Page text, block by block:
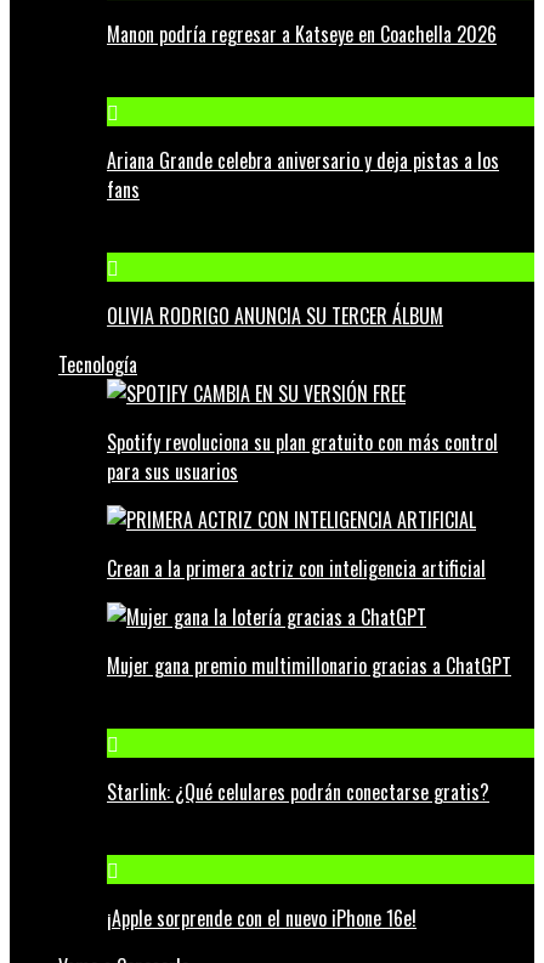
Manon podría regresar a Katseye en Coachella 2026
Ariana Grande celebra aniversario y deja pistas a los
fans
OLIVIA RODRIGO ANUNCIA SU TERCER ÁLBUM
Tecnología
Spotify revoluciona su plan gratuito con más control
para sus usuarios
Crean a la primera actriz con inteligencia artificial
Mujer gana premio multimillonario gracias a ChatGPT
Starlink: ¿Qué celulares podrán conectarse gratis?
¡Apple sorprende con el nuevo iPhone 16e!